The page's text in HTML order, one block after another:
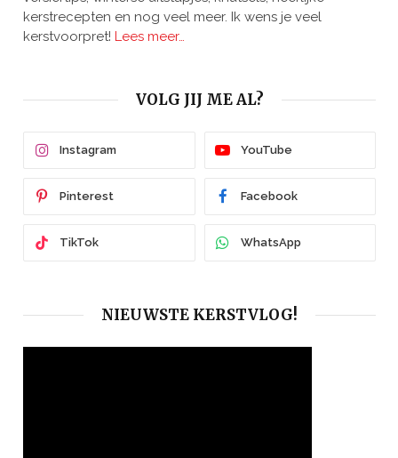
kerstrecepten en nog veel meer. Ik wens je veel
kerstvoorpret! Lees meer…
VOLG JIJ ME AL?
Instagram YouTube
Pinterest Facebook
TikTok WhatsApp
NIEUWSTE KERSTVLOG!